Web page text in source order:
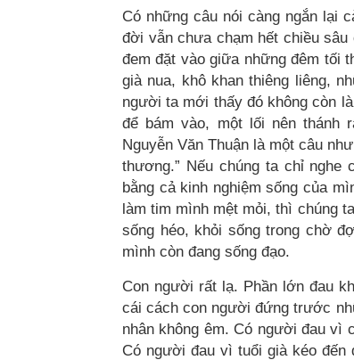
Có những câu nói càng ngắn lại
đời vẫn chưa chạm hết chiều
đem đặt vào giữa những đêm tối
già nua, khô khan thiêng liêng,
người ta mới thấy đó không còn
để bám vào, một lối nên thánh
Nguyễn Văn Thuận là một câu
thương.” Nếu chúng ta chỉ nghe
bằng cả kinh nghiệm sống của
làm tim mình mệt mỏi, thì chúng
sống héo, khỏi sống trong chờ
mình còn đang sống đạo.
Con người rất lạ. Phần lớn đau
cái cách con người đứng trước
nhân không êm. Có người đau vì
Có người đau vì tuổi già kéo